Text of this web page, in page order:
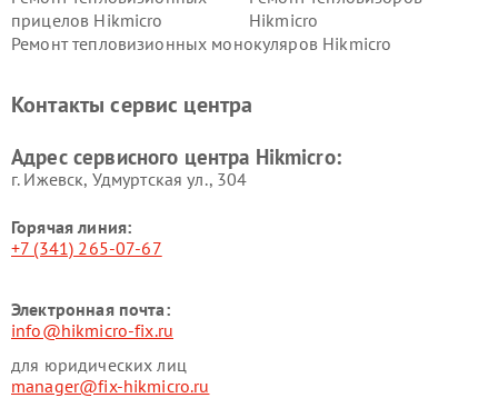
прицелов Hikmicro
Hikmicro
Ремонт тепловизионных монокуляров Hikmicro
Контакты сервис центра
Адрес сервисного центра Hikmicro:
г. Ижевск, Удмуртская ул., 304
Горячая линия:
+7 (341) 265-07-67
Электронная почта:
info@hikmicro-fix.ru
для юридических лиц
manager@fix-hikmicro.ru